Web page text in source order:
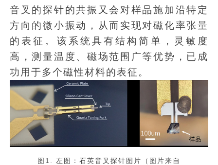
音叉的探针的共振又会对样品施加沿特定
方向的微小振动，从而实现对磁化率张量
的表征。该系统具有结构简单，灵敏度
高，测量温度、磁场范围广等优势，已成
功用于多个磁性材料的表征。
图1. 左图：石英音叉探针图片（图片来自